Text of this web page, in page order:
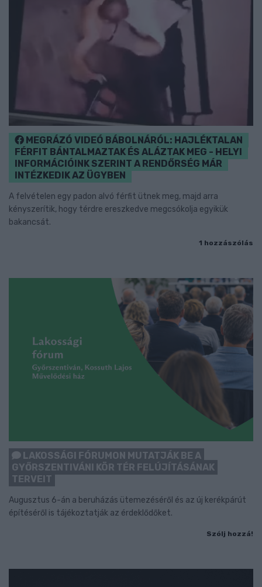
MEGRÁZÓ VIDEÓ BÁBOLNÁRÓL: HAJLÉKTALAN
FÉRFIT BÁNTALMAZTAK ÉS ALÁZTAK MEG - HELYI
INFORMÁCIÓINK SZERINT A RENDŐRSÉG MÁR
INTÉZKEDIK AZ ÜGYBEN
A felvételen egy padon alvó férfit ütnek meg, majd arra
kényszerítik, hogy térdre ereszkedve megcsókolja egyikük
bakancsát.
1 hozzászólás
LAKOSSÁGI FÓRUMON MUTATJÁK BE A
GYŐRSZENTIVÁNI KÖR TÉR FELÚJÍTÁSÁNAK
TERVEIT
Augusztus 6-án a beruházás ütemezéséről és az új kerékpárút
építéséről is tájékoztatják az érdeklődőket.
Szólj hozzá!